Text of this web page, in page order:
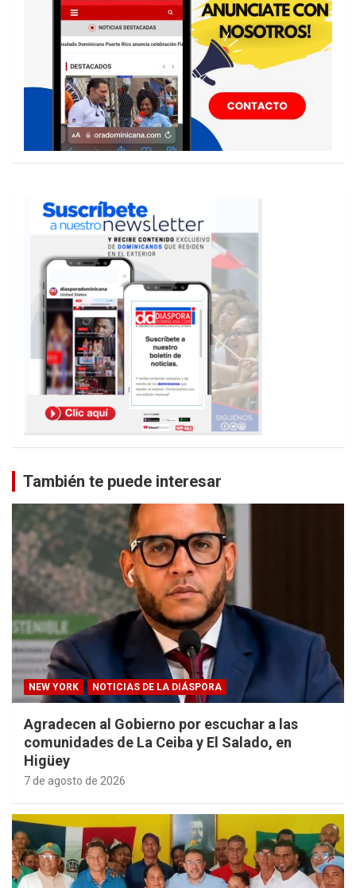
También te puede interesar
NEW YORK NOTICIAS DE LA DIÁSPORA
Agradecen al Gobierno por escuchar a las
comunidades de La Ceiba y El Salado, en
Higüey
7 de agosto de 2026